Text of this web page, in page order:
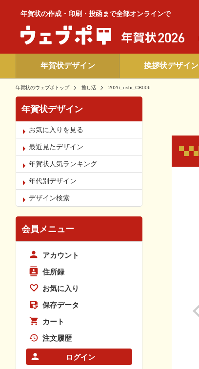
年賀状の作成・印刷・投函まで全部オンラインで
年賀状デザイン 挨拶状デザイン
年賀状のウェブポトップ 推し活 2026_oshi_CB006
年賀状デザイン
お気に入りを見る
最近見たデザイン
年賀状人気ランキング
年代別デザイン
デザイン検索
会員メニュー
アカウント
住所録
お気に入り
保存データ
カート
注文履歴
ログイン